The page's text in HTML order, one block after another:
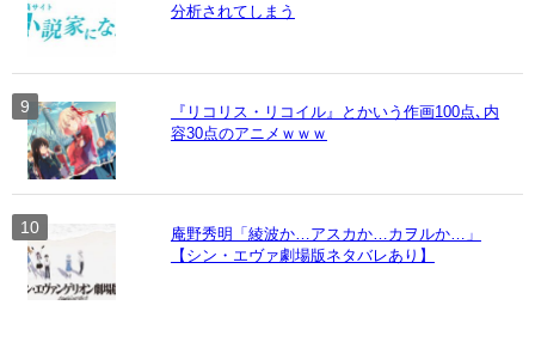
分析されてしまう
『リコリス・リコイル』とかいう作画100点､内
容30点のアニメｗｗｗ
庵野秀明「綾波か…アスカか…カヲルか…」
【シン・エヴァ劇場版ネタバレあり】